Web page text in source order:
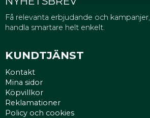
Få relevanta erbjudande och
handla smartare helt enkelt.
KUNDTJÄNST
Kontakt
Mina sidor
Köpvillkor
Reklamationer
Policy och cookies